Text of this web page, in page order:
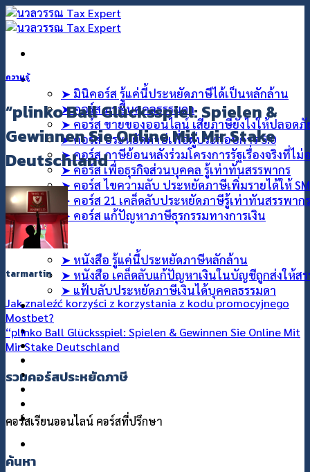
ข้าม
ไป
เนื้อหา
➤ มินิคอร์ส รู้แค่นี้ประหยัดภาษีได้เป็นหลักล้าน
➤ คอร์ส ภาษีบุคคลธรรมดา
➤ คอร์ส ขายของออนไลน์ เสียภาษียังไงให้ปลอดภั
➤ คอร์ส ประหยัดภาษีเพื่อผู้ประกอบการ 5.0
➤ คอร์ส ภาษีย้อนหลังร่วมโครงการรัฐเรื่องจริงที่ไม่
➤ คอร์ส เพื่อธุรกิจส่วนบุคคล รู้เท่าทันสรรพากร
➤ คอร์ส ไขความลับ ประหยัดภาษีเพิ่มรายได้ให้
➤ คอร์ส 21 เคล็ดลับประหยัดภาษีรู้เท่าทันสรรพากร
➤ คอร์ส แก้ปัญหาภาษีธุรกรรมทางการเงิน
คอร์สที่ปรึกษา
สินค้า
➤ หนังสือ รู้แค่นี้ประหยัดภาษีหลักล้าน
➤ หนังสือ เคล็ดลับแก้ปัญหาเงินในบัญชีถูกส่งให้สร
➤ แฟ้บลับประหยัดภาษีเงินได้บุคคลธรรมดา
บทความ
แกลอรี่
เกี่ยวกับเรา
ความรู้
“plinko Ball Glücksspiel: Spielen &
Gewinnen Sie Online Mit Mir Stake
Deutschland
tarmartin
Jak znaleźć korzyści z korzystania z kodu promocyjnego
Mostbet?
“plinko Ball Glücksspiel: Spielen & Gewinnen Sie Online Mit
Mir Stake Deutschland
รวมคอร์สประหยัดภาษี
คอร์สเรียนออนไลน์ คอร์สที่ปรึกษา
ค้นหา